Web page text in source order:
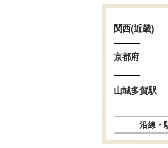
関西(近畿)
京都府
山城多賀駅
沿線・